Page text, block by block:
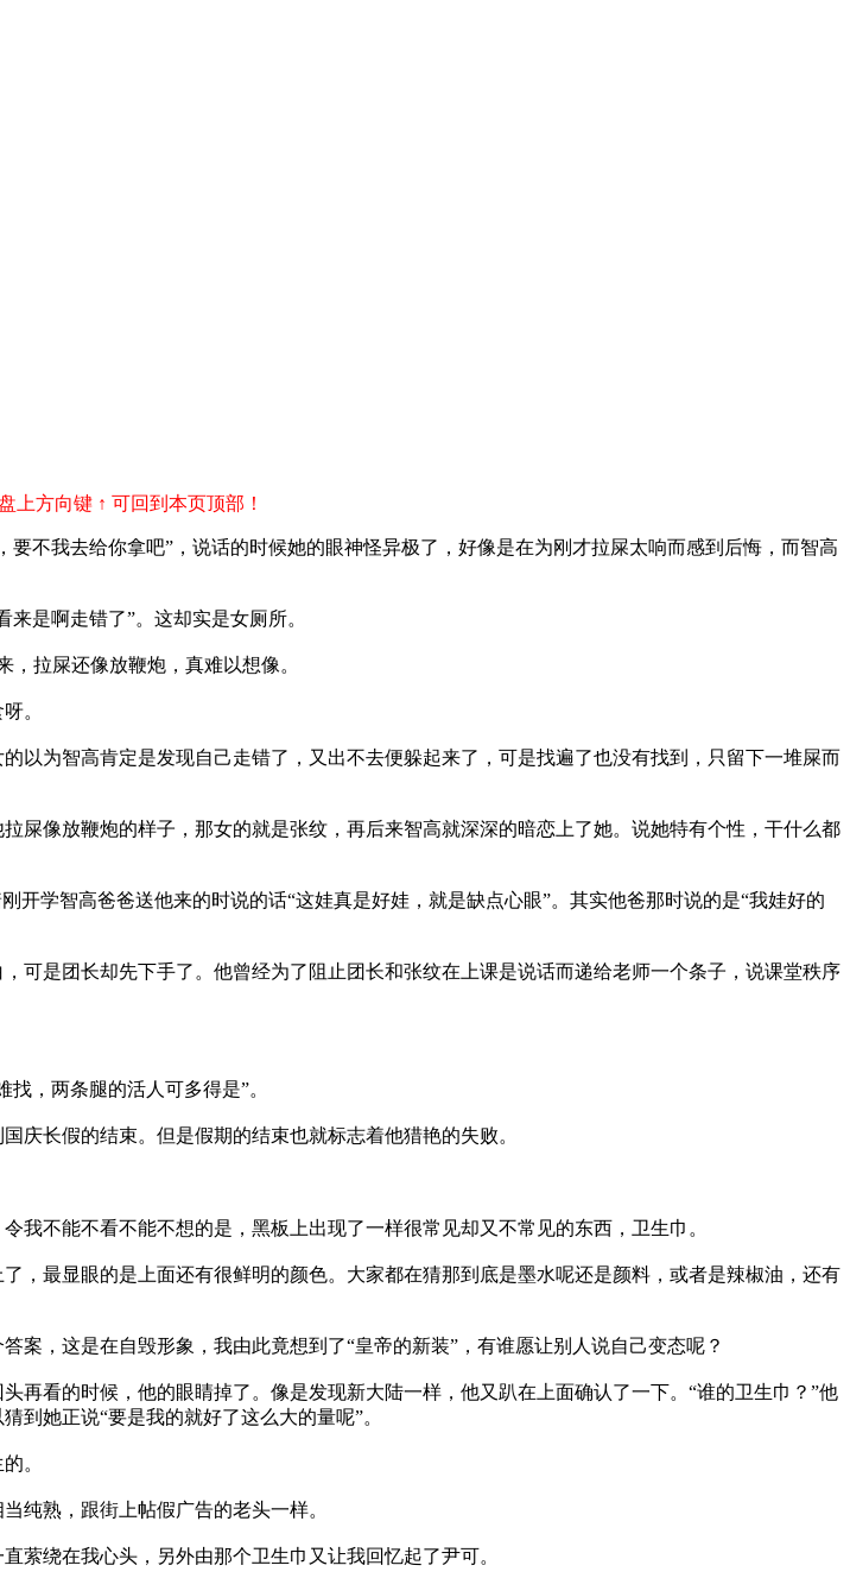
方向键 ↑ 可回到本页顶部！
我去给你拿吧”，说话的时候她的眼神怪异极了，好像是在为刚才拉屎太响而感到后悔，而智高
是啊走错了”。这却实是女厕所。
拉屎还像放鞭炮，真难以想像。
。
为智高肯定是发现自己走错了，又出不去便躲起来了，可是找遍了也没有找到，只留下一堆屎而
像放鞭炮的样子，那女的就是张纹，再后来智高就深深的暗恋上了她。说她特有个性，干什么都
学智高爸爸送他来的时说的话“这娃真是好娃，就是缺点心眼”。其实他爸那时说的是“我娃好的
是团长却先下手了。他曾经为了阻止团长和张纹在上课是说话而递给老师一个条子，说课堂秩序
找，两条腿的活人可多得是”。
长假的结束。但是假期的结束也就标志着他猎艳的失败。
不能不看不能不想的是，黑板上出现了一样很常见却又不常见的东西，卫生巾。
最显眼的是上面还有很鲜明的颜色。大家都在猜那到底是墨水呢还是颜料，或者是辣椒油，还有
，这是在自毁形象，我由此竟想到了“皇帝的新装”，有谁愿让别人说自己变态呢？
看的时候，他的眼睛掉了。像是发现新大陆一样，他又趴在上面确认了一下。“谁的卫生巾？”他
到她正说“要是我的就好了这么大的量呢”。
。
熟，跟街上帖假广告的老头一样。
绕在我心头，另外由那个卫生巾又让我回忆起了尹可。